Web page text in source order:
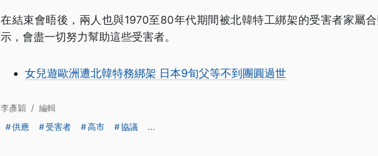
在結束會晤後，兩人也與1970至80年代期間被北韓特工綁架的受害者家屬
示，會盡一切努力幫助這些受害者。
女兒遊歐洲遭北韓特務綁架 日本9旬父等不到團圓過世
李彥穎 / 編輯
供應
受害者 高市 協議 ...